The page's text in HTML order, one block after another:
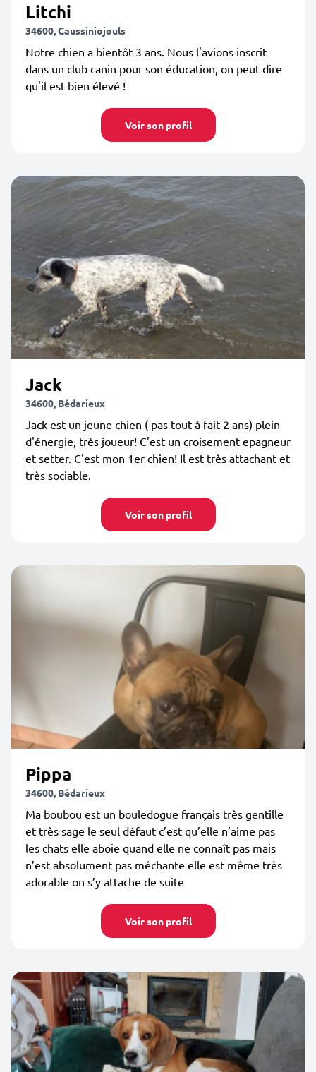
Litchi
34600, Caussiniojouls
Notre chien a bientôt 3 ans. Nous l'avions inscrit
dans un club canin pour son éducation, on peut dire
qu'il est bien élevé !
Voir son profil
Jack
34600, Bédarieux
Jack est un jeune chien ( pas tout à fait 2 ans) plein
d'énergie, très joueur! C'est un croisement epagneur
et setter. C'est mon 1er chien! Il est très attachant et
très sociable.
Voir son profil
Pippa
34600, Bédarieux
Ma boubou est un bouledogue français très gentille
et très sage le seul défaut c’est qu’elle n’aime pas
les chats elle aboie quand elle ne connaît pas mais
n’est absolument pas méchante elle est même très
adorable on s’y attache de suite
Voir son profil